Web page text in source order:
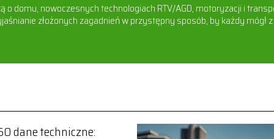
o domu, nowoczesnych technologiach RTV/AGD, motoryzacji i
złożonych zagadnień w przystępny sposób, by każdy mógł
dane techniczne: